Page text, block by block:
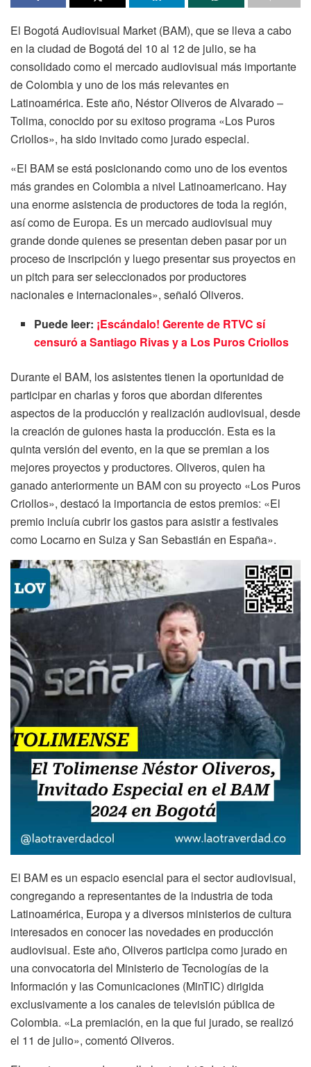
El Bogotá Audiovisual Market (BAM), que se lleva a cabo
en la ciudad de Bogotá del 10 al 12 de julio, se ha
consolidado como el mercado audiovisual más importante
de Colombia y uno de los más relevantes en
Latinoamérica. Este año, Néstor Oliveros de Alvarado –
Tolima, conocido por su exitoso programa «Los Puros
Criollos», ha sido invitado como jurado especial.
«El BAM se está posicionando como uno de los eventos
más grandes en Colombia a nivel Latinoamericano. Hay
una enorme asistencia de productores de toda la región,
así como de Europa. Es un mercado audiovisual muy
grande donde quienes se presentan deben pasar por un
proceso de inscripción y luego presentar sus proyectos en
un pitch para ser seleccionados por productores
nacionales e internacionales», señaló Oliveros.
Puede leer: ¡Escándalo! Gerente de RTVC sí
censuró a Santiago Rivas y a Los Puros Criollos
Durante el BAM, los asistentes tienen la oportunidad de
participar en charlas y foros que abordan diferentes
aspectos de la producción y realización audiovisual, desde
la creación de guiones hasta la producción. Esta es la
quinta versión del evento, en la que se premian a los
mejores proyectos y productores. Oliveros, quien ha
ganado anteriormente un BAM con su proyecto «Los Puros
Criollos», destacó la importancia de estos premios: «El
premio incluía cubrir los gastos para asistir a festivales
como Locarno en Suiza y San Sebastián en España».
El BAM es un espacio esencial para el sector audiovisual,
congregando a representantes de la industria de toda
Latinoamérica, Europa y a diversos ministerios de cultura
interesados en conocer las novedades en producción
audiovisual. Este año, Oliveros participa como jurado en
una convocatoria del Ministerio de Tecnologías de la
Información y las Comunicaciones (MinTIC) dirigida
exclusivamente a los canales de televisión pública de
Colombia. «La premiación, en la que fui jurado, se realizó
el 11 de julio», comentó Oliveros.